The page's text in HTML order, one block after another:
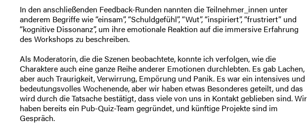
In den anschließenden Feedback-Runden nannten die Teilnehmer_innen unter
anderem Begriffe wie “einsam”, “Schuldgefühl”, “Wut”, “inspiriert”, “frustriert” und
“kognitive Dissonanz”, um ihre emotionale Reaktion auf die immersive Erfahrung
des Workshops zu beschreiben.
Als Moderatorin, die die Szenen beobachtete, konnte ich verfolgen, wie die
Charaktere auch eine ganze Reihe anderer Emotionen durchlebten. Es gab Lachen,
aber auch Traurigkeit, Verwirrung, Empörung und Panik. Es war ein intensives und
bedeutungsvolles Wochenende, aber wir haben etwas Besonderes geteilt, und das
wird durch die Tatsache bestätigt, dass viele von uns in Kontakt geblieben sind. Wir
haben bereits ein Pub-Quiz-Team gegründet, und künftige Projekte sind im
Gespräch.